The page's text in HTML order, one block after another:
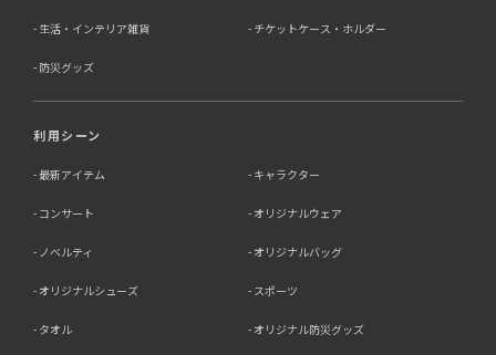
生活・インテリア雑貨 チケットケース・ホルダー
防災グッズ
利用シーン
最新アイテム キャラクター
コンサート オリジナルウェア
ノベルティ オリジナルバッグ
オリジナルシューズ スポーツ
タオル オリジナル防災グッズ